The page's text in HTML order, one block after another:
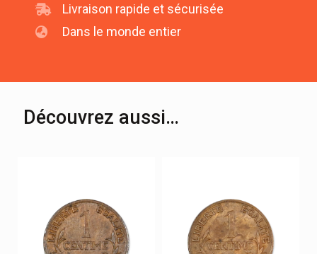
Livraison rapide et sécurisée
Dans le monde entier
Découvrez aussi…